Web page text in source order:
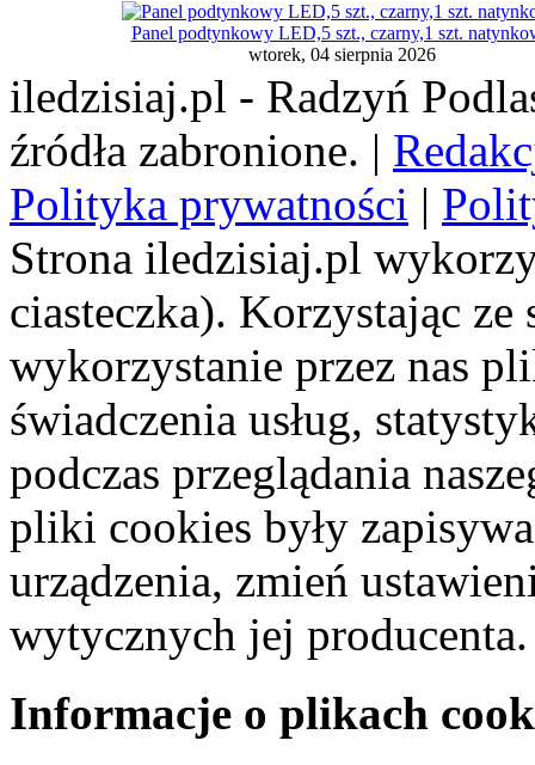
Panel podtynkowy LED,5 szt., czarny,1 szt.
wtorek, 04 sierpnia 2026
iledzisiaj.pl - Radzyń
źródła zabronione. |
Polityka prywatności |
Strona iledzisiaj.pl
ciasteczka). Korzystając
wykorzystanie przez nas
świadczenia usług,
podczas przeglądania
pliki cookies były
urządzenia, zmień
wytycznych jej producenta.
Informacje o plikach